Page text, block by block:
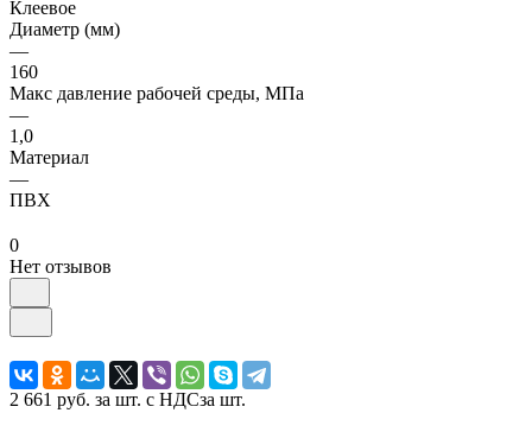
Клеевое
Диаметр (мм)
—
160
Макс давление рабочей среды, МПа
—
1,0
Материал
—
ПВХ
0
Нет отзывов
2 661 руб. за шт. с НДСза шт.